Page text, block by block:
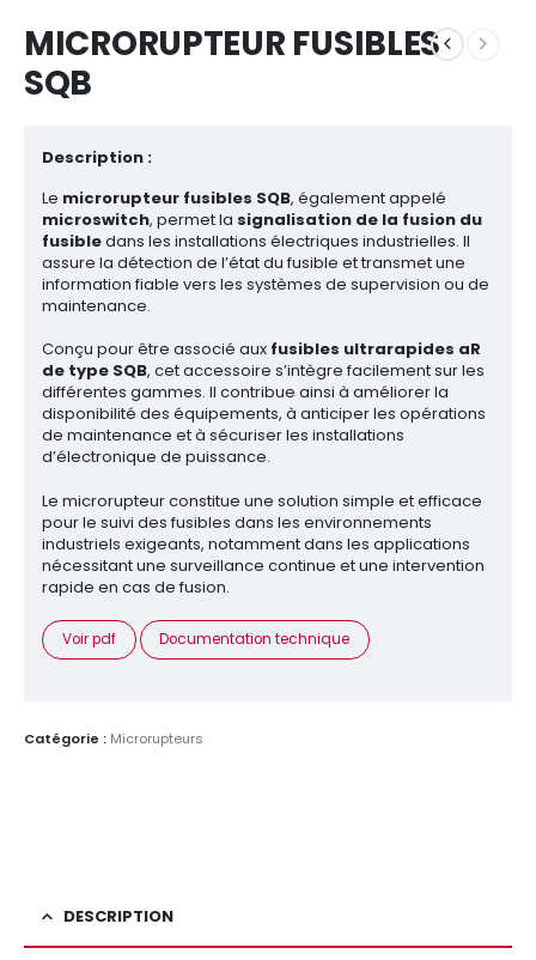
MICRORUPTEUR FUSIBLES
SQB
Description :
Le microrupteur fusibles SQB, également appelé
microswitch, permet la signalisation de la fusion du
fusibledans les installations électriques industrielles. Il
assure la détection de l’état du fusible et transmet une
information fiable vers les systèmes de supervision ou de
maintenance.
Conçu pour être associé aux fusibles ultrarapides aR
de type SQB, cet accessoire s’intègre facilement sur les
différentes gammes. Il contribue ainsi à améliorer la
disponibilité des équipements, à anticiper les opérations
de maintenance et à sécuriser les installations
d’électronique de puissance.
Le microrupteur constitue une solution simple et efficace
pour le suivi des fusibles dans les environnements
industriels exigeants, notamment dans les applications
nécessitant une surveillance continue et une intervention
rapide en cas de fusion.
Voir pdf Documentation technique
Catégorie : Microrupteurs
DESCRIPTION